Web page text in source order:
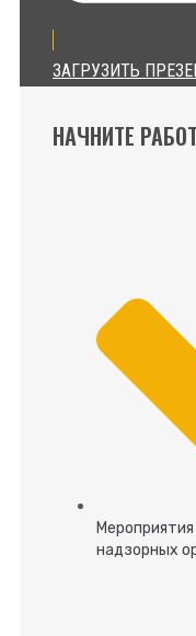
ЗАГРУЗИТЬ
НАЧНИТЕ
надзорных